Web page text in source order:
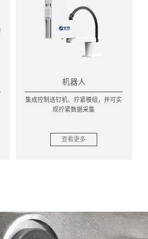
机器人
集成控制送钉机、拧紧模组，并可实
现拧紧数据采集
查看更多